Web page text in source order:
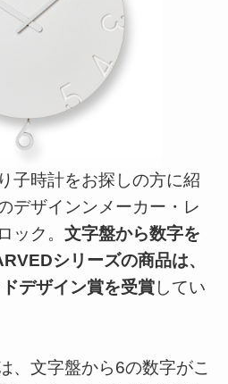
子時計をお探しの方に紹
デザインンメーカー・レ
ック。 文字盤から数字を
シリーズの商品は、
デザイン賞を受賞してい
、文字盤から6の数字がこ